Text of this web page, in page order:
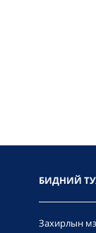
БИДНИЙ
Захирлын